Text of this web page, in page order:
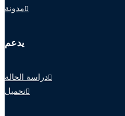
مدونة
يدعم
دراسة الحالة
تحميل